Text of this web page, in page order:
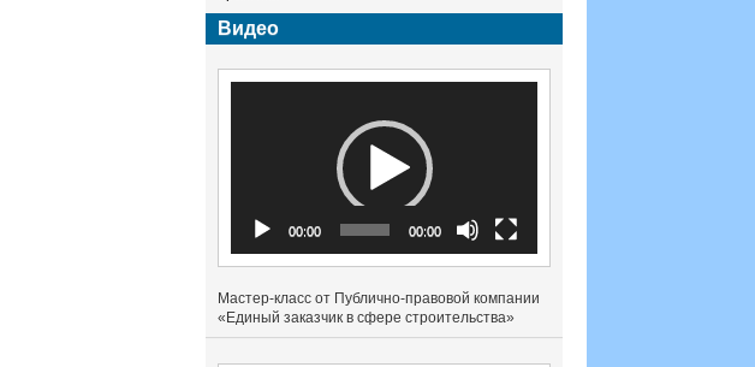
Видео
00:00 00:00
Мастер-класс от Публично-правовой компании
«Единый заказчик в сфере строительства»